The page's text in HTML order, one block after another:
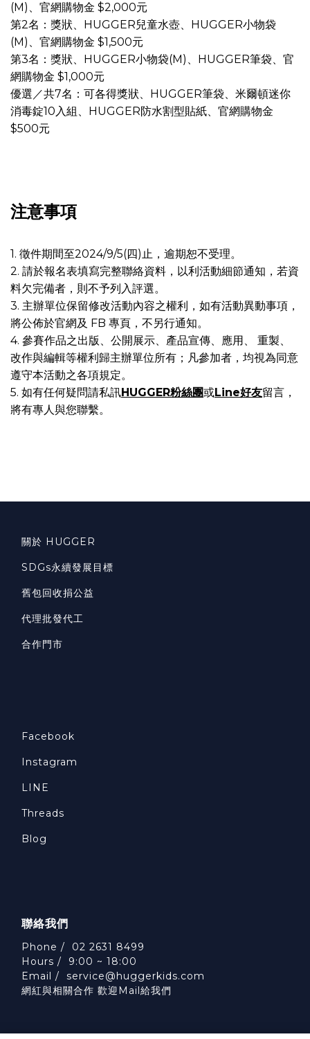
(M)、官網購物金 $2,000元
第2名：獎狀、HUGGER兒童水壺、HUGGER小物袋
(M)、官網購物金 $1,500元
第3名：獎狀、HUGGER小物袋(M)、HUGGER筆袋、官
網購物金 $1,000元
優選／共7名：可各得獎狀、HUGGER筆袋、米爾頓迷你
消毒錠10入組、HUGGER防水割型貼紙、官網購物金
$500元
注意事項
1. 徵件期間至2024/9/5(四)止，逾期恕不受理。
2. 請於報名表填寫完整聯絡資料，以利活動細節通知，若資
料欠完備者，則不予列入評選。
3. 主辦單位保留修改活動內容之權利，如有活動異動事項，
將公佈於官網及 FB 專頁，不另行通知。
4. 參賽作品之出版、公開展示、產品宣傳、應用、 重製、
改作與編輯等權利歸主辦單位所有；凡參加者，均視為同意
遵守本活動之各項規定。
5. 如有任何疑問請私訊HUGGER粉絲團或Line好友留言，
將有專人與您聯繫。
關於 HUGGER
SDGs永續發展目標
舊包回收捐公益
代理批發代工
合作門市
Facebook
Instagram
LINE
Threads
Blog
聯絡我們
Phone / 02 2631 8499
Hours / 9:00 ~ 18:00
Email / service@huggerkids.com
網紅與相關合作 歡迎Mail給我們